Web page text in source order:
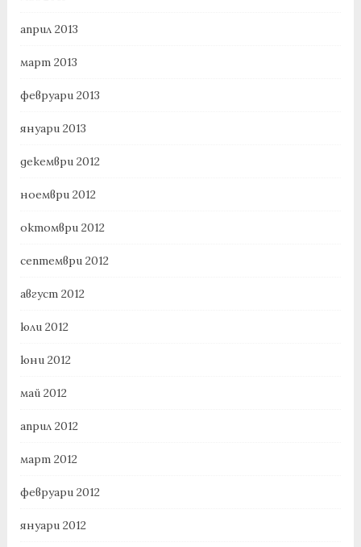
април 2013
март 2013
февруари 2013
януари 2013
декември 2012
ноември 2012
октомври 2012
септември 2012
август 2012
юли 2012
юни 2012
май 2012
април 2012
март 2012
февруари 2012
януари 2012